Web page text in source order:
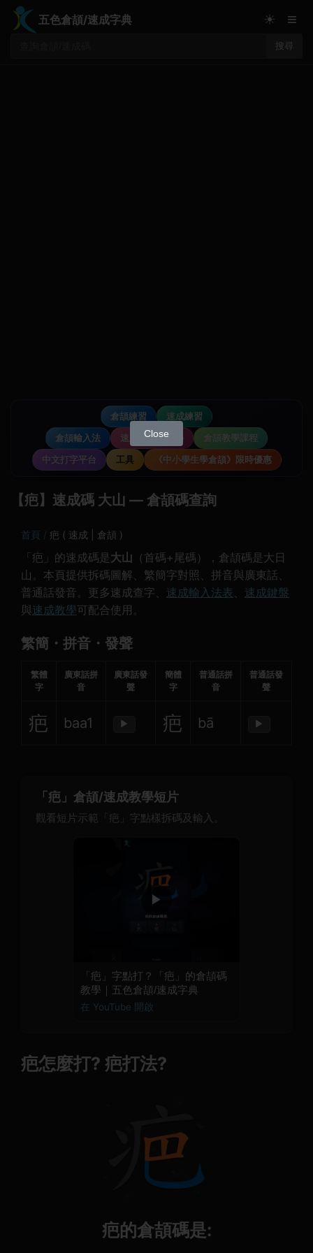
五色倉頡/速成字典
搜尋
☀ ≡
倉頡練習
速成練習
倉頡輸入法
速成輸入法教學
倉頡教學課程
中文打字平台
工具 《中小學生學倉頡》限時優惠
【疤】速成碼 大山 — 倉頡碼查詢
首頁 疤 ( 速成 | 倉頡 )
「疤」的速成碼是 大山 （首碼+尾碼），倉頡碼是大日
山。本頁提供拆碼圖解、繁簡字對照、拼音與廣東話、
普通話發音。更多速成查字、 速成輸入法表、 速成鍵盤
與速成教學可配合使用。
繁簡・拼音・發聲
繁體
字
廣東話拼
音
廣東話發
聲
簡體
字
普通話拼
音
普通話發
聲
疤 baa1 ▶ 疤 bā ▶
「疤」倉頡/速成教學短片
觀看短片示範「疤」字點樣拆碼及輸入。
▶
「疤」字點打？「疤」的倉頡碼
教學｜五色倉頡/速成字典
在 YouTube 開啟
疤怎麼打? 疤打法?
疤的倉頡碼是:
Close